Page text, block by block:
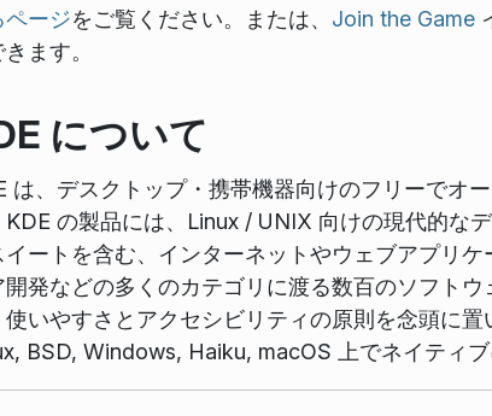
ページをご覧ください。または、 Join the Game
ます。
について
は、デスクトップ・携帯機器向けのフリーでオ
KDE の製品には、Linux / UNIX 向けの現代的な
イートを含む、インターネットやウェブアプリ
開発などの多くのカテゴリに渡る数百のソフト
使いやすさとアクセシビリティの原則を念頭に
BSD, Windows, Haiku, macOS 上でネイティブ